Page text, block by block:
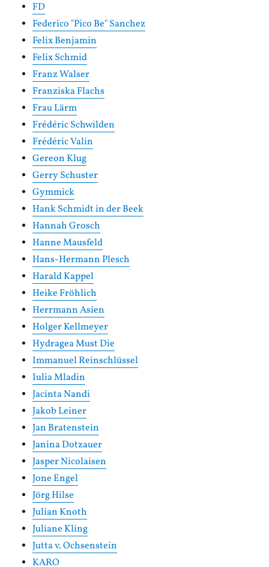
FD
Federico "Pico Be" Sanchez
Felix Benjamin
Felix Schmid
Franz Walser
Franziska Flachs
Frau Lärm
Frédéric Schwilden
Frédéric Valin
Gereon Klug
Gerry Schuster
Gymmick
Hank Schmidt in der Beek
Hannah Grosch
Hanne Mausfeld
Hans-Hermann Plesch
Harald Kappel
Heike Fröhlich
Herrmann Asien
Holger Kellmeyer
Hydragea Must Die
Immanuel Reinschlüssel
Iulia Mladin
Jacinta Nandi
Jakob Leiner
Jan Bratenstein
Janina Dotzauer
Jasper Nicolaisen
Jone Engel
Jörg Hilse
Julian Knoth
Juliane Kling
Jutta v. Ochsenstein
KARO